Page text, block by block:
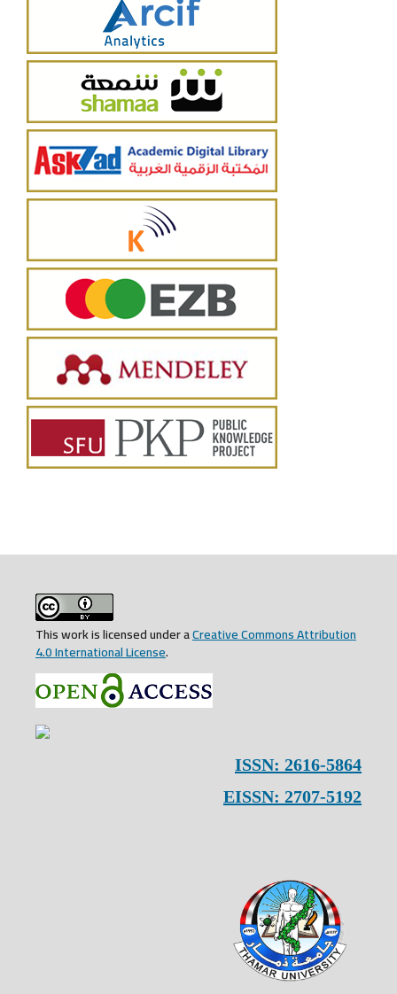
This work is licensed under aCreative Commons Attribution
4.0 International License.
ISSN: 2616-5864
EISSN: 2707-5192